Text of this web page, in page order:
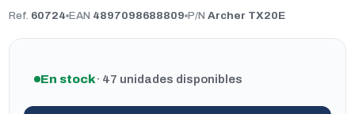
Ref. 60724 EAN 4897098688809 P/N Archer TX20E
En stock· 47 unidades disponibles